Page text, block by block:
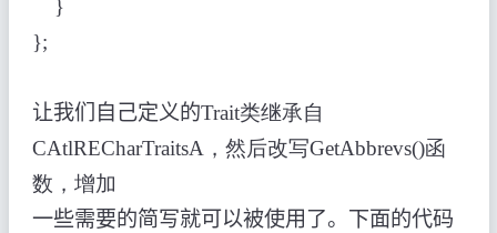
}
};
让我们自己定义的Trait类继承自
CAtlRECharTraitsA，然后改写GetAbbrevs()函
数，增加
一些需要的简写就可以被使用了。下面的代码